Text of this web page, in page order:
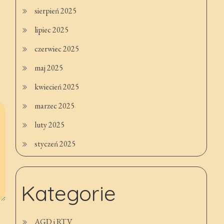
sierpień 2025
lipiec 2025
czerwiec 2025
maj 2025
kwiecień 2025
marzec 2025
luty 2025
styczeń 2025
Kategorie
AGD i RTV